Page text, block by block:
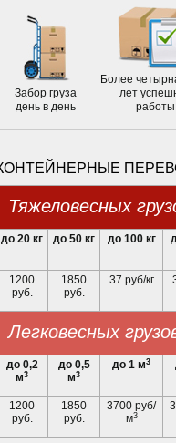
Забор груза
день в день
Более
лет
работы
Тяжеловесных
до 20 кг до 50 кг до 100 кг
1200
руб.
1850
руб.
37 руб/кг
Легковесных
до 0,2
м3
до 0,5
м3
до 1 м3
1200
руб.
1850
руб.
3700 руб/
м3